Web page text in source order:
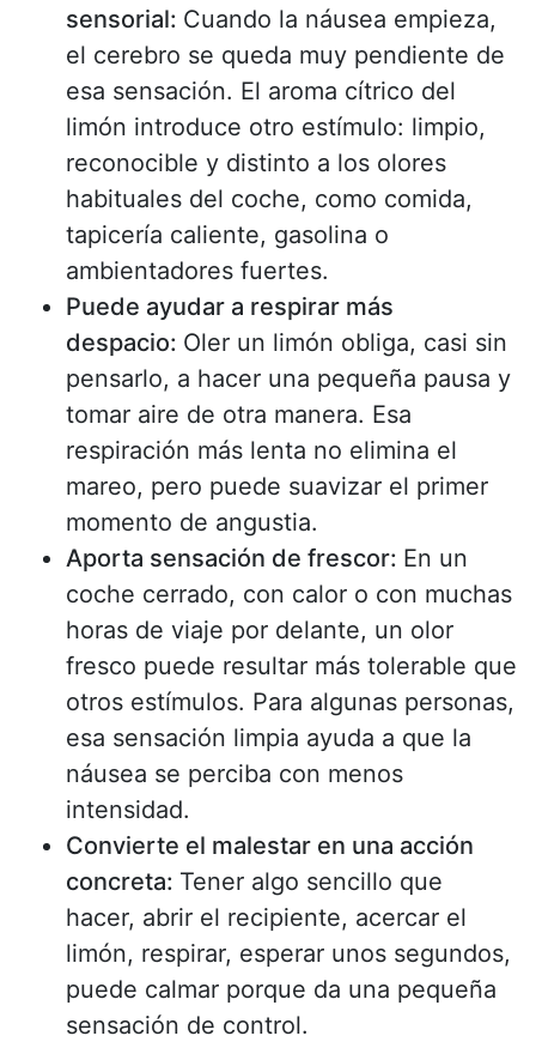
sensorial: Cuando la náusea empieza,
el cerebro se queda muy pendiente de
esa sensación. El aroma cítrico del
limón introduce otro estímulo: limpio,
reconocible y distinto a los olores
habituales del coche, como comida,
tapicería caliente, gasolina o
ambientadores fuertes.
Puede ayudar a respirar más
despacio: Oler un limón obliga, casi sin
pensarlo, a hacer una pequeña pausa y
tomar aire de otra manera. Esa
respiración más lenta no elimina el
mareo, pero puede suavizar el primer
momento de angustia.
Aporta sensación de frescor: En un
coche cerrado, con calor o con muchas
horas de viaje por delante, un olor
fresco puede resultar más tolerable que
otros estímulos. Para algunas personas,
esa sensación limpia ayuda a que la
náusea se perciba con menos
intensidad.
Convierte el malestar en una acción
concreta: Tener algo sencillo que
hacer, abrir el recipiente, acercar el
limón, respirar, esperar unos segundos,
puede calmar porque da una pequeña
sensación de control.